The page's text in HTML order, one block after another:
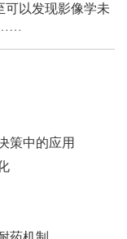
可以发现影像学未
……​
策中的应用